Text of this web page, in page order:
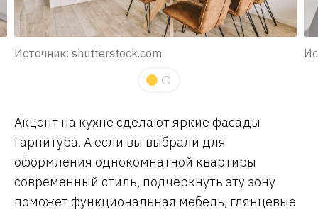
Источник: shutterstock.com
Акцент на кухне сделают яркие фасады
гарнитура. А если вы выбрали для
оформления однокомнатной квартиры
современный стиль, подчеркнуть эту зону
поможет функциональная мебель, глянцевые